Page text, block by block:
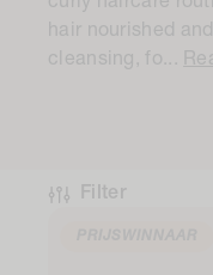
l
t
hair nourished
cleansing, fo...
Filter